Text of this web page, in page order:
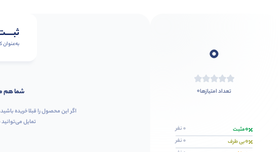
0
تعداد امتیازها0
0مثبت 0 نفر
0بی طرف 0 نفر
به‌عنوان
شما هم
اگر این محصول را قبلا خریده
تمایل